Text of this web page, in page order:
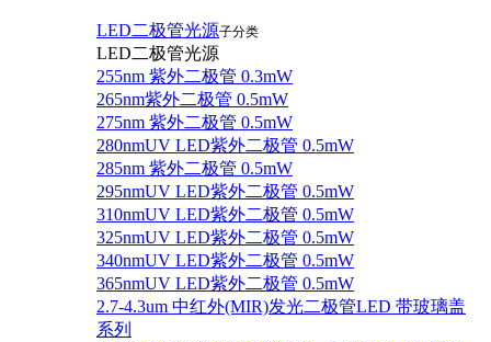
LED二极管光源子分类
LED二极管光源
255nm 紫外二极管 0.3mW
265nm紫外二极管 0.5mW
275nm 紫外二极管 0.5mW
280nmUV LED紫外二极管 0.5mW
285nm 紫外二极管 0.5mW
295nmUV LED紫外二极管 0.5mW
310nmUV LED紫外二极管 0.5mW
325nmUV LED紫外二极管 0.5mW
340nmUV LED紫外二极管 0.5mW
365nmUV LED紫外二极管 0.5mW
2.7-4.3um 中红外(MIR)发光二极管LED 带玻璃盖
系列